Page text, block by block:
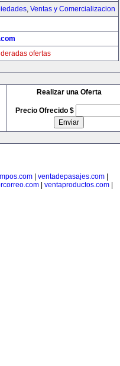
, Ventas y Comercializacion
ofertas
Realizar una Oferta
Precio Ofrecido $
| ventadepasajes.com|
| ventaproductos.com|